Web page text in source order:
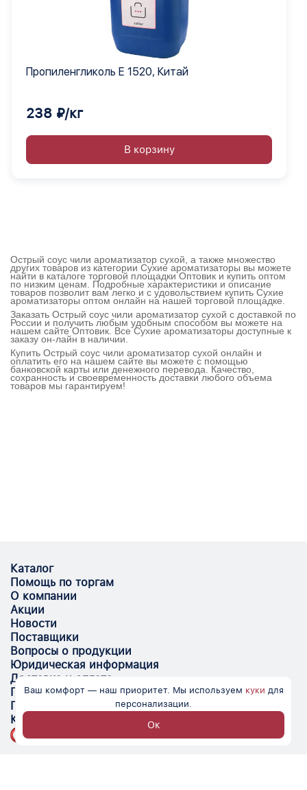
Пропиленгликоль Е 1520, Китай
238 ₽/кг
В корзину
Острый соус чили ароматизатор сухой, а также множество
других товаров из категории Сухие ароматизаторы вы можете
найти в каталоге торговой площадки Оптовик и купить оптом
по низким ценам. Подробные характеристики и описание
товаров позволит вам легко и с удовольствием купить Сухие
ароматизаторы оптом онлайн на нашей торговой площадке.
Заказать Острый соус чили ароматизатор сухой с доставкой по
России и получить любым удобным способом вы можете на
нашем сайте Оптовик. Все Сухие ароматизаторы доступные к
заказу он-лайн в наличии.
Купить Острый соус чили ароматизатор сухой онлайн и
оплатить его на нашем сайте вы можете с помощью
банковской карты или денежного перевода. Качество,
сохранность и своевременность доставки любого объема
товаров мы гарантируем!
Каталог
Помощь по торгам
О компании
Акции
Новости
Поставщики
Вопросы о продукции
Юридическая информация
Доставка и оплата
Поставщикам
Помощь
Контакты
Ваш комфорт — наш приоритет. Мы используем куки для
персонализации.
Ок